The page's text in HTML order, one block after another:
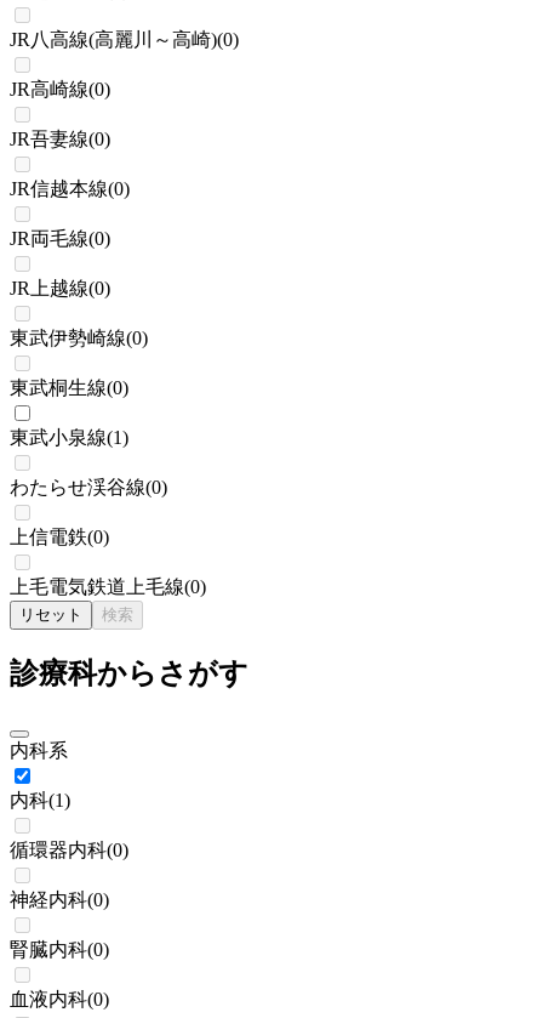
JR八高線(高麗川～高崎)(0)
JR高崎線(0)
JR吾妻線(0)
JR信越本線(0)
JR両毛線(0)
JR上越線(0)
東武伊勢崎線(0)
東武桐生線(0)
東武小泉線(1)
わたらせ渓谷線(0)
上信電鉄(0)
上毛電気鉄道上毛線(0)
リセット 検索
診療科からさがす
内科系
内科(1)
循環器内科(0)
神経内科(0)
腎臓内科(0)
血液内科(0)